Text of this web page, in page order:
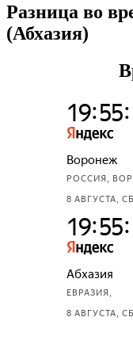
Разница во
(Абхазия)